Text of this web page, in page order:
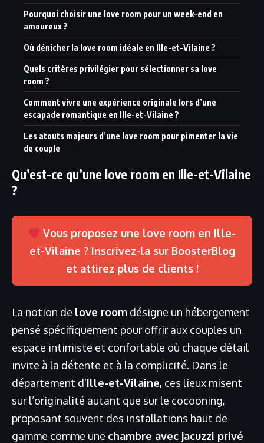
Pourquoi choisir une love room pour un week-end en
amoureux ?
Où dénicher la love room idéale en Ille-et-Vilaine ?
Quels critères privilégier pour sélectionner sa love
room ?
Comment vivre une expérience originale lors d’une
escapade romantique en Ille-et-Vilaine ?
Les atouts majeurs d’une love room pour pimenter la vie
de couple
Qu’est-ce qu’une love room en Ille-et-Vilaine
?
Vous proposez une love room en Ille-
et-Vilaine ? Inscrivez-la sur BoosterBlog
et attirez plus de clients !
La notion de love room désigne un hébergement
pensé spécifiquement pour offrir aux couples un
espace intimiste et confortable où chaque détail
invite à la détente et à la complicité. Dans le
département d’Ille-et-Vilaine, ces lieux misent
sur l’originalité autant que sur le cocooning,
proposant souvent des installations haut de
gamme comme une chambre avec jacuzzi privé